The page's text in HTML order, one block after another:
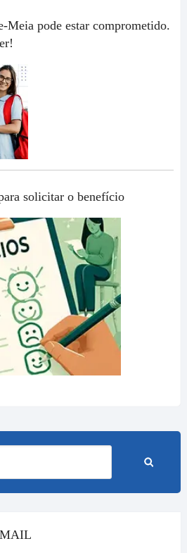
Meia pode estar comprometido.
solicitar o benefício